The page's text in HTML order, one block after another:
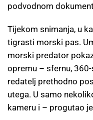
podvodnom
Tijekom snimanja, u
tigrasti morski pas.
morski predator
opremu – sfernu,
redatelj prethodno
utega. U samo
kameru i – progutao